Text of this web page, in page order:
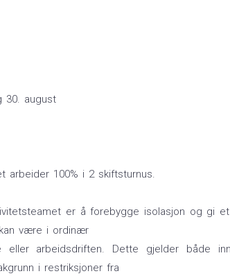
30. august
arbeider 100% i 2 skiftsturnus.
er å forebygge isolasjon og gi
være i ordinær
eller arbeidsdriften. Dette gjelder både
i restriksjoner fra